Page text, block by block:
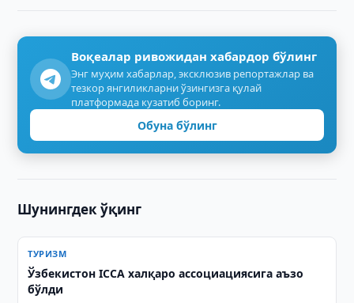
Воқеалар ривожидан хабардор бўлинг
Энг муҳим хабарлар, эксклюзив репортажлар ва
тезкор янгиликларни ўзингизга қулай
платформада кузатиб боринг.
Обуна бўлинг
Шунингдек ўқинг
ТУРИЗМ
Ўзбекистон ICCA халқаро ассоциациясига аъзо
бўлди